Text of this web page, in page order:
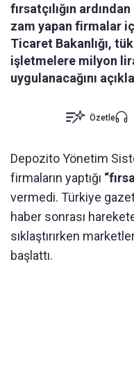
fırsatçılığın
zam yapan firmalar
Ticaret Bakanlığı,
işletmelere milyon
uygulanacağını
Özetle
Depozito Yönetim
firmaların yaptığı
vermedi. Türkiye
haber sonrası
sıklaştırırken
başlattı.